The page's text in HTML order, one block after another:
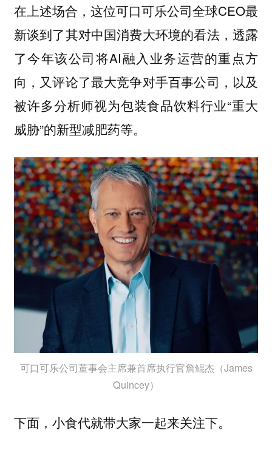
在上述场合，这位可口可乐公司全球CEO最
新谈到了其对中国消费大环境的看法，透露
了今年该公司将AI融入业务运营的重点方
向，又评论了最大竞争对手百事公司，以及
被许多分析师视为包装食品饮料行业“重大
威胁”的新型减肥药等。
可口可乐公司董事会主席兼首席执行官詹鲲杰（James
Quincey）
下面，小食代就带大家一起来关注下。